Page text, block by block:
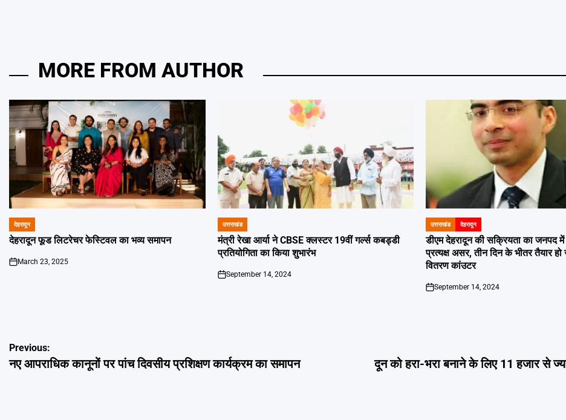
MORE FROM AUTHOR
POSTED
IN
देहरादून
देहरादून फूड लिटरेचर फेस्टिवल का भव्य समापन
on
March 23, 2025
POSTED
IN
उत्तराखंड
मंत्री रेखा आर्या ने CBSE क्लस्टर 19वीं गर्ल्स कबड्डी
प्रतियोगिता का किया शुभारंभ
on
September 14, 2024
POSTED
IN
उत्तराखंड देहरादून
डीएम देहरादून की सक्रियता का जनपद
प्रत्यक्ष असर, तीन दिन के भीतर तैयार हो
वितरण कांउटर
on
September 14, 2024
Post
navigation
Previous:
नए आपराधिक कानूनों पर पांच दिवसीय प्रशिक्षण कार्यक्रम का समापन दून को हरा-भरा बनाने के लिए 11 हजार से